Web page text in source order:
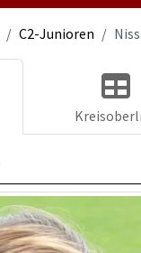
C2-Junioren